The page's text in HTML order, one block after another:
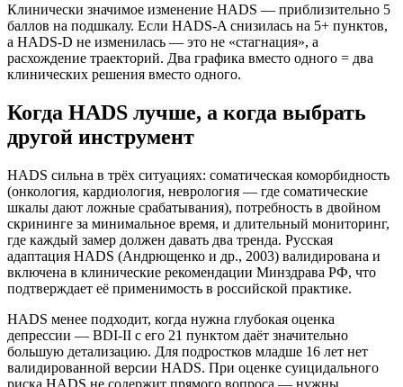
Клинически значимое изменение HADS — приблизительно 5
баллов на подшкалу. Если HADS-A снизилась на 5+ пунктов,
а HADS-D не изменилась — это не «стагнация», а
расхождение траекторий. Два графика вместо одного = два
клинических решения вместо одного.
Когда HADS лучше, а когда выбрать
другой инструмент
HADS сильна в трёх ситуациях: соматическая коморбидность
(онкология, кардиология, неврология — где соматические
шкалы дают ложные срабатывания), потребность в двойном
скрининге за минимальное время, и длительный мониторинг,
где каждый замер должен давать два тренда. Русская
адаптация HADS (Андрющенко и др., 2003) валидирована и
включена в клинические рекомендации Минздрава РФ, что
подтверждает её применимость в российской практике.
HADS менее подходит, когда нужна глубокая оценка
депрессии — BDI-II с его 21 пунктом даёт значительно
большую детализацию. Для подростков младше 16 лет нет
валидированной версии HADS. При оценке суицидального
риска HADS не содержит прямого вопроса — нужны